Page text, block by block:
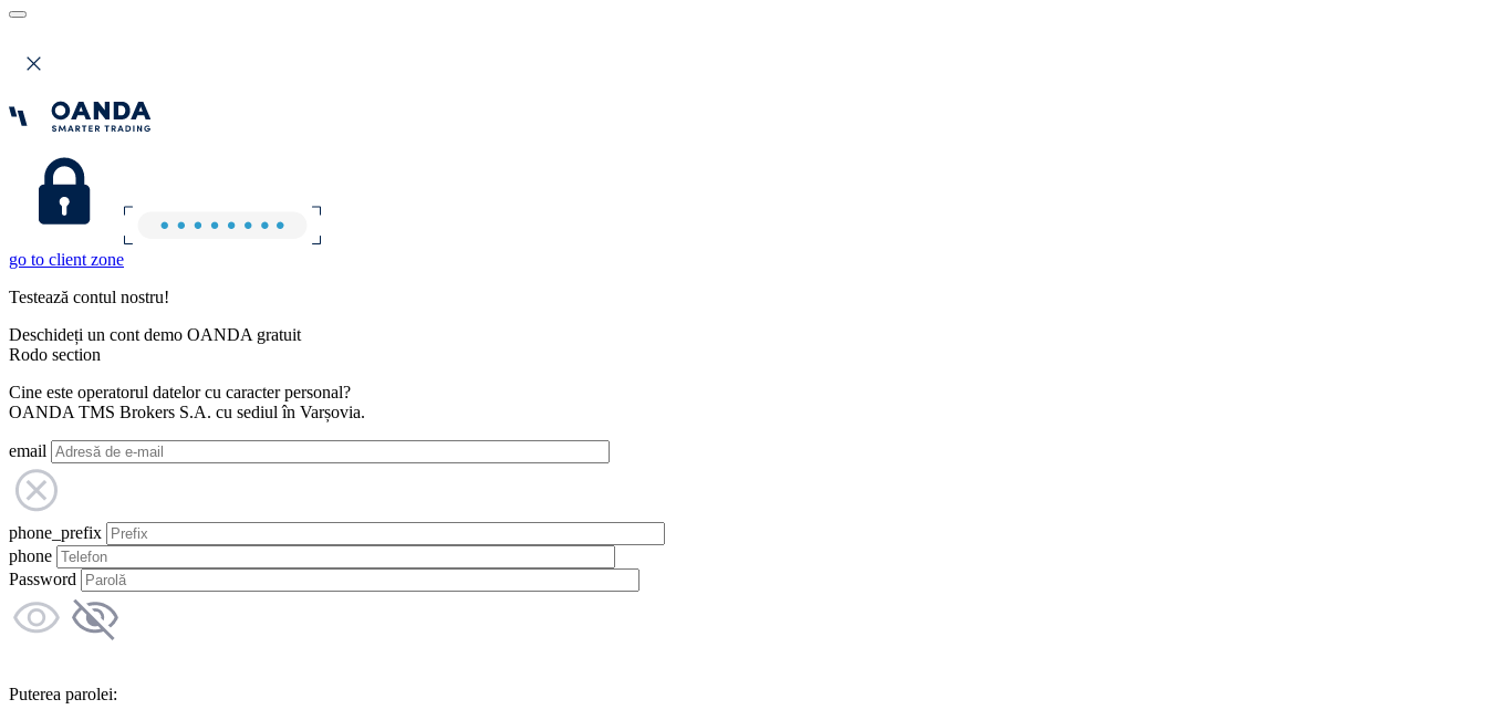
go to client zone
Testează contul nostru!
Deschideți un cont demo OANDA gratuit
Rodo section
Cine este operatorul datelor cu caracter personal?
OANDA TMS Brokers S.A. cu sediul în Varșovia.
email
phone_prefix
phone
Password
Puterea parolei: